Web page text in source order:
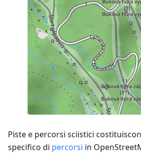
Piste e percorsi sciistici
specifico di percorsi in